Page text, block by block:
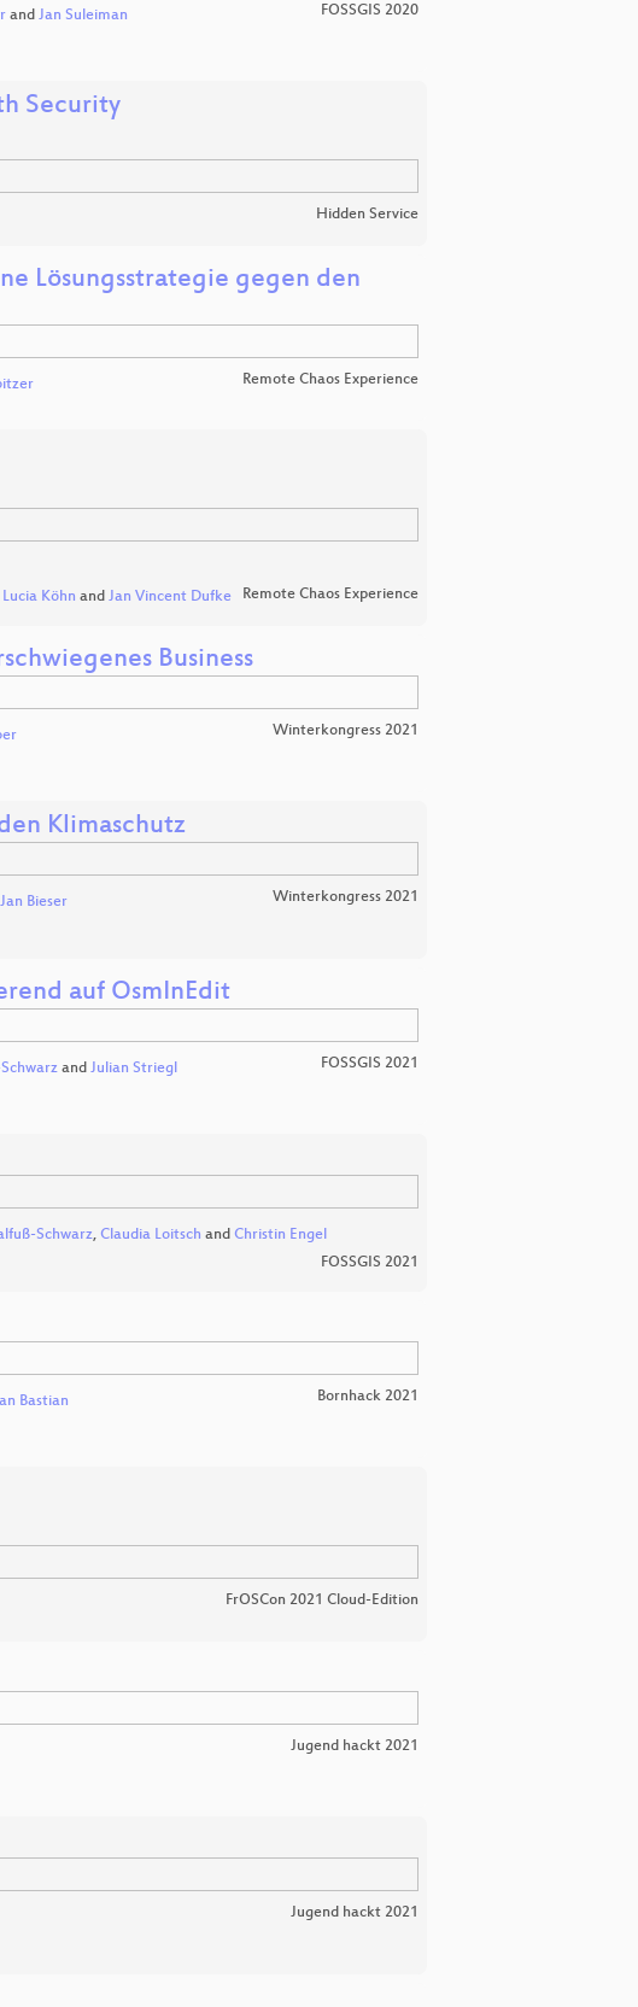
and Jan Suleiman FOSSGIS 2020
Security
Hidden Service
Lösungsstrategie gegen den
Remote Chaos Experience
Lucia Köhn and Jan Vincent Dufke Remote Chaos Experience
Business
Winterkongress 2021
Klimaschutz
Jan Bieser Winterkongress 2021
auf OsmInEdit
and Julian Striegl FOSSGIS 2021
Schwarz, Claudia Loitsch and Christin Engel
FOSSGIS 2021
Bastian Bornhack 2021
FrOSCon 2021 Cloud-Edition
Jugend hackt 2021
Jugend hackt 2021